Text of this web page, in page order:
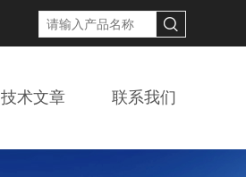
技术文章 联系我们